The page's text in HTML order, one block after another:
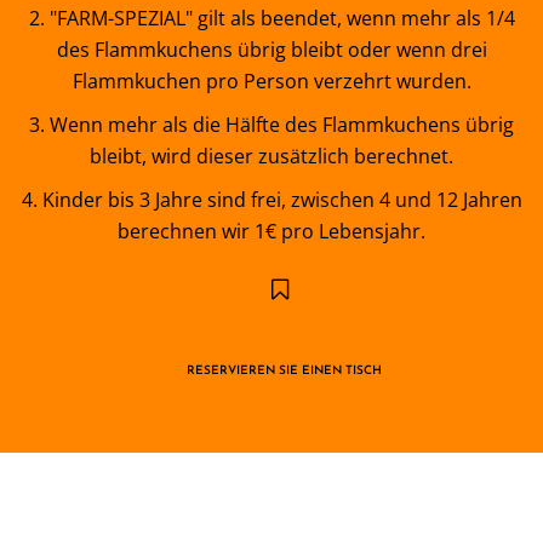
2. "FARM-SPEZIAL" gilt als beendet, wenn mehr als 1/4
des Flammkuchens übrig bleibt oder wenn drei
Flammkuchen pro Person verzehrt wurden.
3. Wenn mehr als die Hälfte des Flammkuchens übrig
bleibt, wird dieser zusätzlich berechnet.
4. Kinder bis 3 Jahre sind frei, zwischen 4 und 12 Jahren
berechnen wir 1€ pro Lebensjahr.
RESERVIEREN SIE EINEN TISCH